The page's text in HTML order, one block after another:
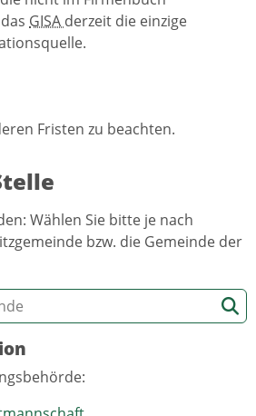
GISA derzeit die einzige
Fristen zu beachten.
Wählen Sie bitte je nach
bzw. die Gemeinde der